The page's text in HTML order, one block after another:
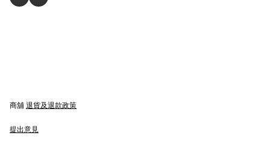
商舖 退貨及退款政策
提出意見